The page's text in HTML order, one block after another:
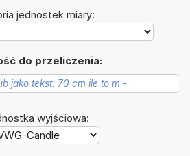
jednostek miary:
do przeliczenia:
wyjściowa: